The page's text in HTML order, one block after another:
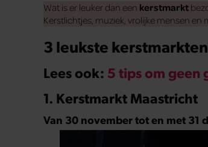
Wat is er leuker dan een kerstmarkt
Kerstlichtjes, muziek, vrolijke mensen
3 leukste
Lees ook: 5 tips om geen
1. Kerstmarkt Maastricht
Van 30 november tot en met 31